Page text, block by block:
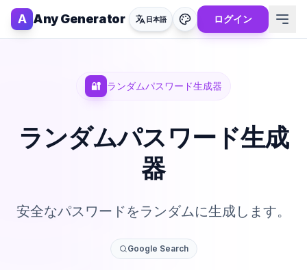
A Any Generator 日本語 ログイン
🔐 ランダムパスワード生成器
ランダムパスワード生成
器
安全なパスワードをランダムに生成します。
Google Search